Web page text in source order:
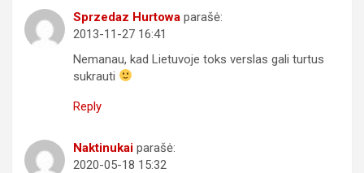
Sprzedaz Hurtowa parašė:
2013-11-27 16:41
Nemanau, kad Lietuvoje toks verslas gali turtus
sukrauti
Reply
Naktinukai parašė:
2020-05-18 15:32